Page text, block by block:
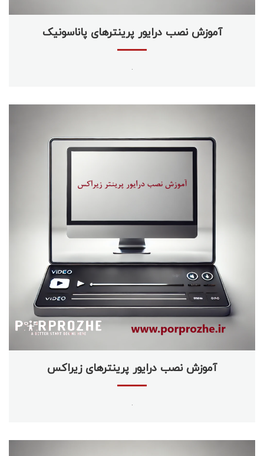
آموزش نصب درایور پرینترهای پاناسونیک
.
آموزش نصب درایور پرینترهای زیراکس
.